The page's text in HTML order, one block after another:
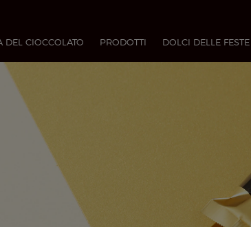
DEL CIOCCOLATO PRODOTTI DOLCI DELLE FESTE